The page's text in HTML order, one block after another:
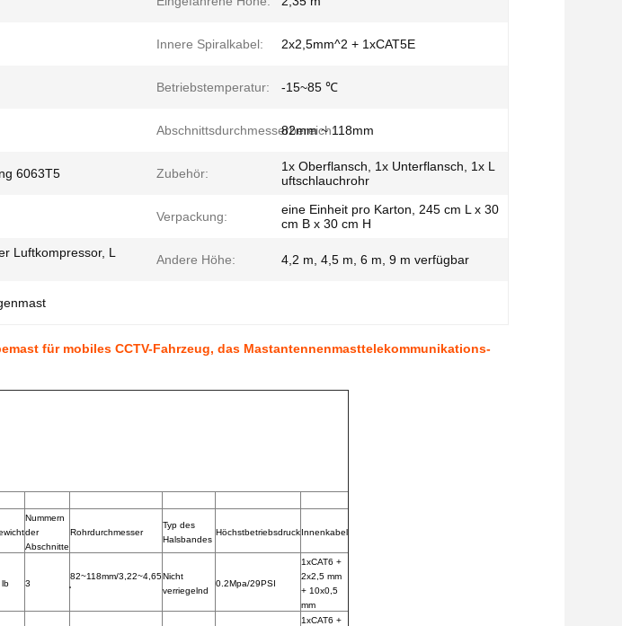
Innere Spiralkabel: 2x2,5mm^2 + 1xCAT5E
Betriebstemperatur: -15~85 ℃
Abschnittsdurchmesserbereich:
82mm ~ 118mm
6063T5 Zubehör:
1x Oberflansch, 1x Unterflansch, 1x L
uftschlauchrohr
Verpackung:
eine Einheit pro Karton, 245 cm L x 30
cm B x 30 cm H
Luftkompressor, L
Andere Höhe: 4,2 m, 4,5 m, 6 m, 9 m verfügbar
für mobiles CCTV-Fahrzeug, das Mastantennenmasttelekommunikations-
Nummern
der
Abschnitte
Rohrdurchmesser
Typ des
Halsbandes
HöchstbetriebsdruckInnenkabel
lb 3
82~118mm/3,22~4,65Nicht
verriegelnd
0.2Mpa/29PSI
1xCAT6 +
2x2,5 mm
+ 10x0,5
mm
1xCAT6 +